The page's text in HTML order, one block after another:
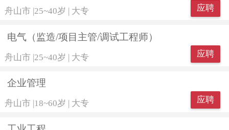
舟山市 25~40岁 大专 应聘
电气（监造/项目主管/调试工程师）
舟山市 |25~40岁 | 大专 应聘
企业管理
舟山市 |18~60岁 | 大专 应聘